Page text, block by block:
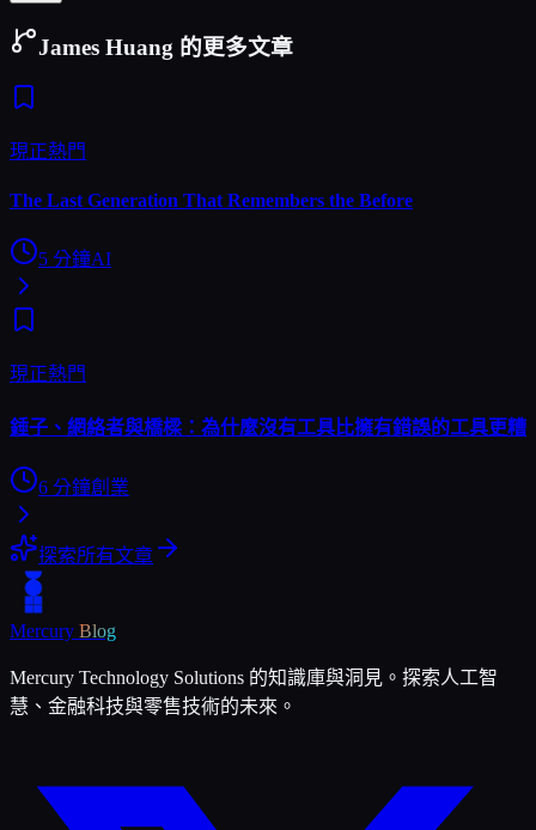
James Huang 的更多文章
現正熱門
The Last Generation That Remembers the Before
5 分鐘AI
現正熱門
錘子、網絡者與橋樑：為什麼沒有工具比擁有錯誤的工具更糟
6 分鐘創業
探索所有文章
Mercury Blog
Mercury Technology Solutions 的知識庫與洞見。探索人工智
慧、金融科技與零售技術的未來。